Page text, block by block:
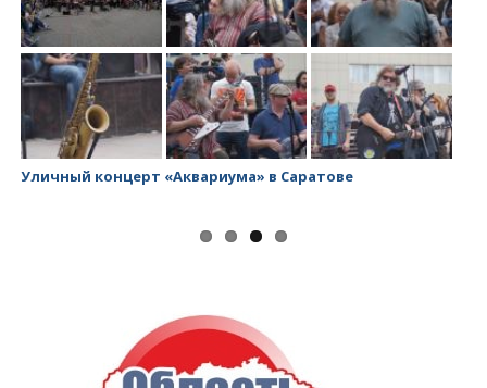
Уличный концерт «Аквариума» в Саратове